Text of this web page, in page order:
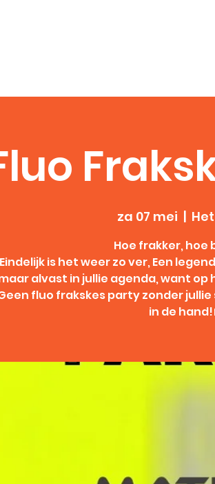
za 07 mei
  |
Hoe frakker, hoe
Eindelijk is het weer zo ver, Een
alvast in jullie agenda, want
fluo frakskes party zonder
in de